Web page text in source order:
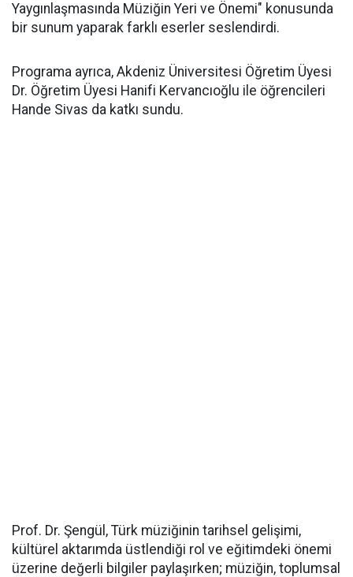
Yaygınlaşmasında Müziğin Yeri ve Önemi" konusunda
bir sunum yaparak farklı eserler seslendirdi.
Programa ayrıca, Akdeniz Üniversitesi Öğretim Üyesi
Dr. Öğretim Üyesi Hanifi Kervancıoğlu ile öğrencileri
Hande Sivas da katkı sundu.
Prof. Dr. Şengül, Türk müziğinin tarihsel gelişimi,
kültürel aktarımda üstlendiği rol ve eğitimdeki önemi
üzerine değerli bilgiler paylaşırken; müziğin, toplumsal